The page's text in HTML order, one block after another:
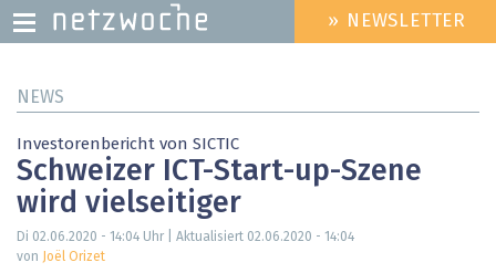
zum
HEADER
MENU
» NEWSLETTER
NEWS
Investorenbericht von SICTIC
Schweizer ICT-Start-up-Szene
wird vielseitiger
Di 02.06.2020 - 14:04 Uhr | Aktualisiert 02.06.2020 - 14:04
von
Joël Orizet